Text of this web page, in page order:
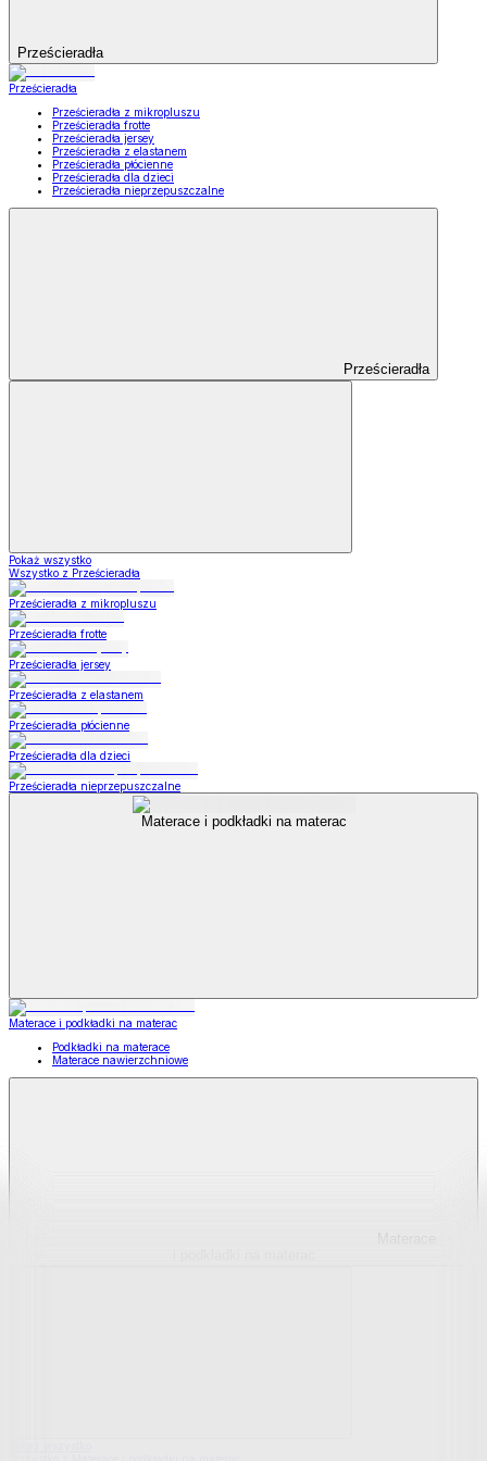
Prześcieradła
Prześcieradła
Prześcieradła z mikropluszu
Prześcieradła frotte
Prześcieradła jersey
Prześcieradła z elastanem
Prześcieradła płócienne
Prześcieradła dla dzieci
Prześcieradła nieprzepuszczalne
Prześcieradła
Pokaż wszystko
Wszystko z Prześcieradła
Prześcieradła z mikropluszu
Prześcieradła frotte
Prześcieradła jersey
Prześcieradła z elastanem
Prześcieradła płócienne
Prześcieradła dla dzieci
Prześcieradła nieprzepuszczalne
Materace i podkładki na materac
Materace i podkładki na materac
Podkładki na materace
Materace nawierzchniowe